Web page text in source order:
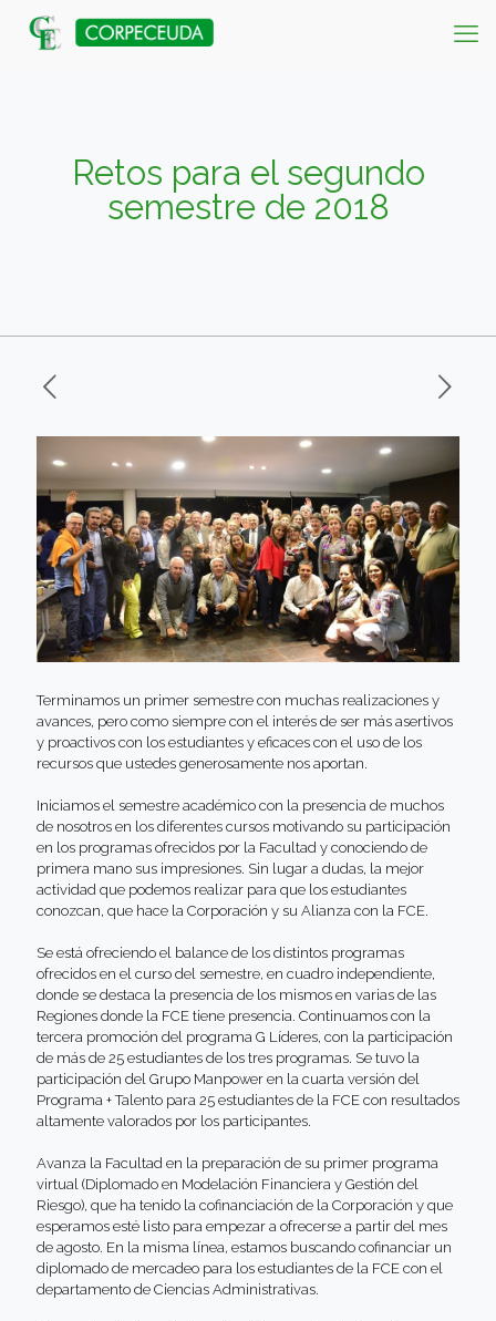
Retos para el segundo
semestre de 2018
Terminamos un primer semestre con muchas realizaciones y
avances, pero como siempre con el interés de ser más asertivos
y proactivos con los estudiantes y eficaces con el uso de los
recursos que ustedes generosamente nos aportan.
Iniciamos el semestre académico con la presencia de muchos
de nosotros en los diferentes cursos motivando su participación
en los programas ofrecidos por la Facultad y conociendo de
primera mano sus impresiones. Sin lugar a dudas, la mejor
actividad que podemos realizar para que los estudiantes
conozcan, que hace la Corporación y su Alianza con la FCE.
Se está ofreciendo el balance de los distintos programas
ofrecidos en el curso del semestre, en cuadro independiente,
donde se destaca la presencia de los mismos en varias de las
Regiones donde la FCE tiene presencia. Continuamos con la
tercera promoción del programa G Líderes, con la participación
de más de 25 estudiantes de los tres programas. Se tuvo la
participación del Grupo Manpower en la cuarta versión del
Programa + Talento para 25 estudiantes de la FCE con resultados
altamente valorados por los participantes.
Avanza la Facultad en la preparación de su primer programa
virtual (Diplomado en Modelación Financiera y Gestión del
Riesgo), que ha tenido la cofinanciación de la Corporación y que
esperamos esté listo para empezar a ofrecerse a partir del mes
de agosto. En la misma línea, estamos buscando cofinanciar un
diplomado de mercadeo para los estudiantes de la FCE con el
departamento de Ciencias Administrativas.